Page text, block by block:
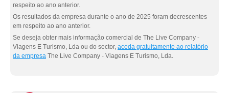
respeito ao ano anterior.
Os resultados da empresa durante o ano de 2025 foram decrescentes
em respeito ao ano anterior.
Se deseja obter mais informação comercial de The Live Company -
Viagens E Turismo, Lda ou do sector, aceda gratuitamente ao relatório
da empresa The Live Company - Viagens E Turismo, Lda.